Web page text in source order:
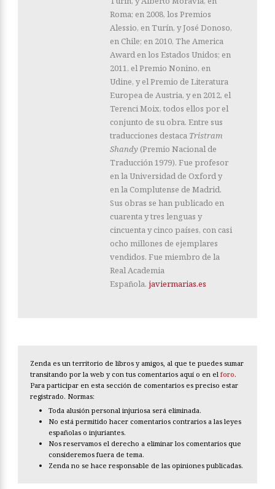
Roma; en 2008, los Premios
Alessio, en Turín, y José Donoso,
en Chile; en 2010, The America
Award en los Estados Unidos; en
2011, el Premio Nonino, en
Udine, y el Premio de Literatura
Europea de Austria, y en 2012, el
Terenci Moix, todos ellos por el
conjunto de su obra. Entre sus
traducciones destaca Tristram
Shandy (Premio Nacional de
Traducción 1979). Fue profesor
en la Universidad de Oxford y
en la Complutense de Madrid.
Sus obras se han publicado en
cuarenta y tres lenguas y
cincuenta y cinco países, con casi
ocho millones de ejemplares
vendidos. Fue miembro de la
Real Academia
Española. javiermarias.es
Zenda es un territorio de libros y amigos, al que te puedes sumar
transitando por la web y con tus comentarios aquí o en el foro.
Para participar en esta sección de comentarios es preciso estar
registrado. Normas:
Toda alusión personal injuriosa será eliminada.
No está permitido hacer comentarios contrarios a las leyes
españolas o injuriantes.
Nos reservamos el derecho a eliminar los comentarios que
consideremos fuera de tema.
Zenda no se hace responsable de las opiniones publicadas.